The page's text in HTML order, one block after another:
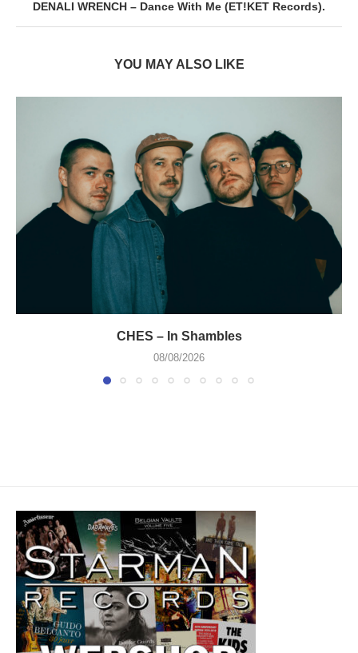
DENALI WRENCH – Dance With Me (ET!KET Records).
YOU MAY ALSO LIKE
CHES – In Shambles
08/08/2026